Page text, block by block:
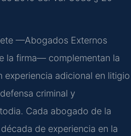
—Abogados Externos
la firma— complementan la
experiencia adicional en litigio
criminal y
Cada abogado de la
de experiencia en la